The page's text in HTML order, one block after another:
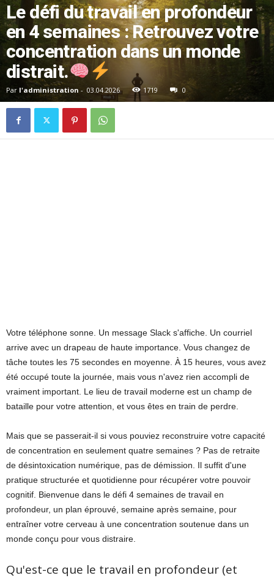
Le défi du travail en profondeur
en 4 semaines : Retrouvez votre
concentration dans un monde
distrait.
Par l'administration - 03.04.2026 1719 0
Votre téléphone sonne. Un message Slack s'affiche. Un courriel
arrive avec un drapeau de haute importance. Vous changez de
tâche toutes les 75 secondes en moyenne. À 15 heures, vous avez
été occupé toute la journée, mais vous n'avez rien accompli de
vraiment important. Le lieu de travail moderne est un champ de
bataille pour votre attention, et vous êtes en train de perdre.
Mais que se passerait-il si vous pouviez reconstruire votre capacité
de concentration en seulement quatre semaines ? Pas de retraite
de désintoxication numérique, pas de démission. Il suffit d'une
pratique structurée et quotidienne pour récupérer votre pouvoir
cognitif. Bienvenue dans le défi 4 semaines de travail en
profondeur, un plan éprouvé, semaine après semaine, pour
entraîner votre cerveau à une concentration soutenue dans un
monde conçu pour vous distraire.
Qu'est-ce que le travail en profondeur (et